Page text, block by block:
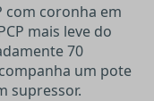
com coronha em
mais leve do
70
um pote
supressor.